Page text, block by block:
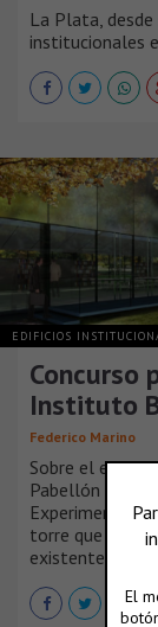
La Plata,
institucionales
EDIFICIOS
Concurso
Instituto
Federico Marino
Sobre el
Pabellón de la
Experimentales
torre que se
existentes.